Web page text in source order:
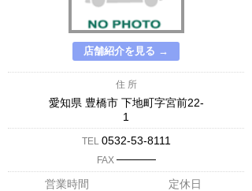
店舗紹介を見る →
住 所
愛知県 豊橋市 下地町字宮前22-
1
TEL 0532-53-8111
FAX ─────
営業時間
定休日